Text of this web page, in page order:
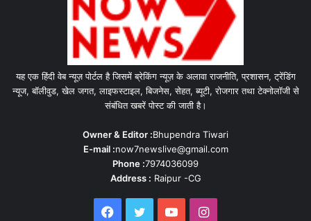
यह एक हिंदी वेब न्यूज़ पोर्टल है जिसमें ब्रेकिंग न्यूज़ के अलावा राजनीति, प्रशासन, ट्रेंडिंग
न्यूज, बॉलीवुड, खेल जगत, लाइफस्टाइल, बिजनेस, सेहत, ब्यूटी, रोजगार तथा टेक्नोलॉजी से
संबंधित खबरें पोस्ट की जाती है।
Owner & Editor :Bhupendra Tiwari
E-mail :now7newslive@gmail.com
Phone :7974036099
Address : Raipur -CG
Facebook
TwitterYouTubeInstagram